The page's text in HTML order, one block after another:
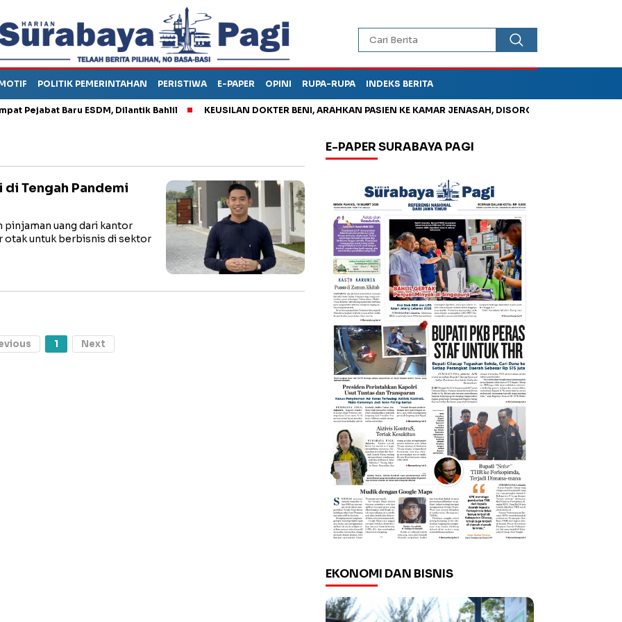
POLITIK PEMERINTAHAN PERISTIWA E-PAPER OPINI RUPA-RUPA INDEKS BERITA
Baru ESDM, Dilantik Bahlil KEUSILAN DOKTER BENI, ARAHKAN PASIEN KE KAMAR JENASAH, DISOROT
Tengah Pandemi
pinjaman uang dari kantor
otak untuk berbisnis di sektor
1 Next
E-PAPER SURABAYA PAGI
EKONOMI DAN BISNIS